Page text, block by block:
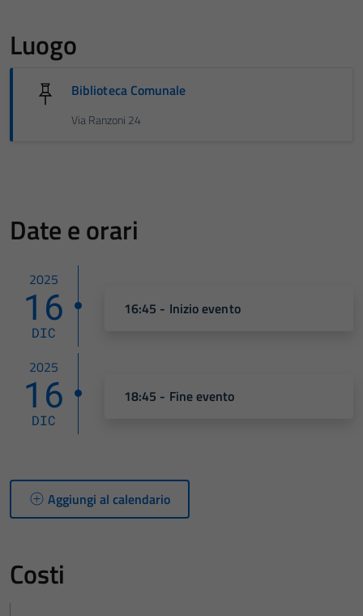
Luogo
Biblioteca Comunale
Via Ranzoni 24
Date e orari
2025
16
DIC
16:45 - Inizio evento
2025
16
DIC
18:45 - Fine evento
Aggiungi al calendario
Costi